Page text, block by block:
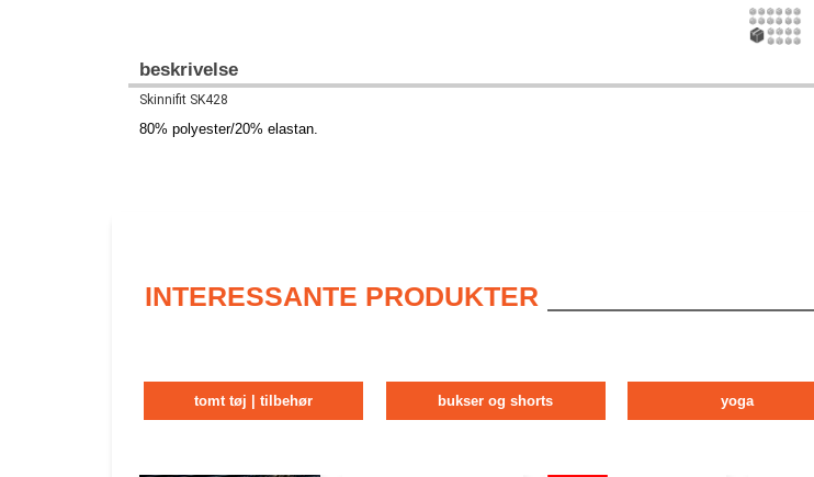
beskrivelse
Skinnifit SK428
80% polyester/20% elastan.
INTERESSANTE PRODUKTER
tomt tøj | tilbehør bukser og shorts yoga